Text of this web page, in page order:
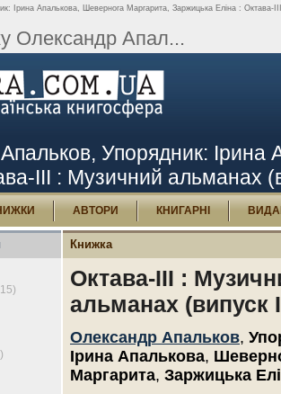
Ірина Апалькова, Шевернога Маргарита, Заржицька Еліна :
Олександр Апал...
Упорядник:
III : Музичний альманах
АВТОРИ КНИГАРНІ
Книжка
Октава-III :
альманах (випуск
Олександр Апальков,
Ірина Апалькова,
Маргарита, Заржицька